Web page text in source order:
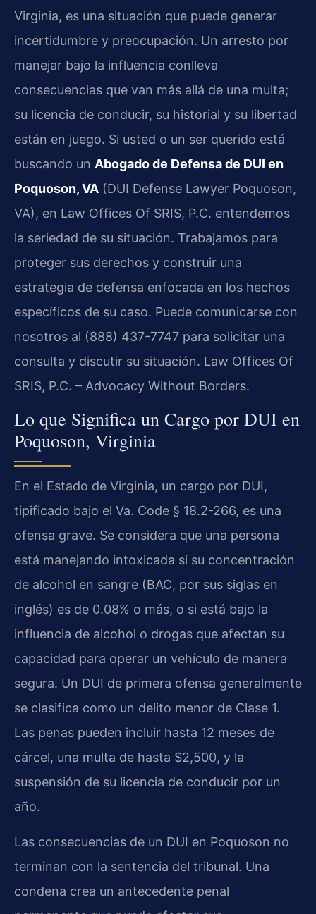
Virginia, es una situación que puede generar
incertidumbre y preocupación. Un arresto por
manejar bajo la influencia conlleva
consecuencias que van más allá de una multa;
su licencia de conducir, su historial y su libertad
están en juego. Si usted o un ser querido está
buscando un Abogado de Defensa de DUI en
Poquoson, VA (DUI Defense Lawyer Poquoson,
VA), en Law Offices Of SRIS, P.C. entendemos
la seriedad de su situación. Trabajamos para
proteger sus derechos y construir una
estrategia de defensa enfocada en los hechos
específicos de su caso. Puede comunicarse con
nosotros al (888) 437-7747 para solicitar una
consulta y discutir su situación. Law Offices Of
SRIS, P.C. – Advocacy Without Borders.
Lo que Significa un Cargo por DUI en
Poquoson, Virginia
En el Estado de Virginia, un cargo por DUI,
tipificado bajo el Va. Code § 18.2-266, es una
ofensa grave. Se considera que una persona
está manejando intoxicada si su concentración
de alcohol en sangre (BAC, por sus siglas en
inglés) es de 0.08% o más, o si está bajo la
influencia de alcohol o drogas que afectan su
capacidad para operar un vehículo de manera
segura. Un DUI de primera ofensa generalmente
se clasifica como un delito menor de Clase 1.
Las penas pueden incluir hasta 12 meses de
cárcel, una multa de hasta $2,500, y la
suspensión de su licencia de conducir por un
año.
Las consecuencias de un DUI en Poquoson no
terminan con la sentencia del tribunal. Una
condena crea un antecedente penal